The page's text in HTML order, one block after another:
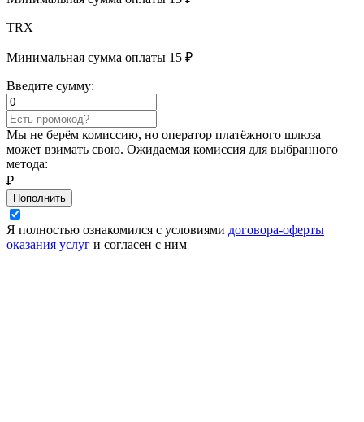
TRX
Минимальная сумма оплаты 15 ₽
Введите сумму:
Мы не берём комиссию, но оператор платёжного шлюза
может взимать свою. Ожидаемая комиссия для выбранного
метода:
₽
Пополнить
Я полностью ознакомился с условиями договора-оферты
оказания услуг и согласен с ним